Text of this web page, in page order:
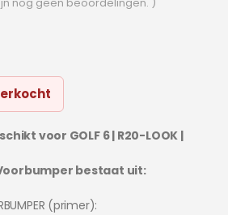
voor GOLF 6 | R20-LOOK |
bestaat uit:
(primer):